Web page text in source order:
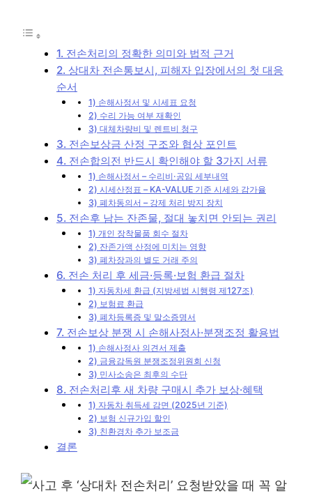
1. 전손처리의 정확한 의미와 법적 근거
2. 상대차 전손통보시, 피해자 입장에서의 첫 대응
순서
1) 손해사정서 및 시세표 요청
2) 수리 가능 여부 재확인
3) 대체차량비 및 렌트비 청구
3. 전손보상금 산정 구조와 협상 포인트
4. 전손합의전 반드시 확인해야 할 3가지 서류
1) 손해사정서 – 수리비·공임 세부내역
2) 시세산정표 – KA-VALUE 기준 시세와 감가율
3) 폐차동의서 – 강제 처리 방지 장치
5. 전손후 남는 잔존물, 절대 놓치면 안되는 권리
1) 개인 장착물품 회수 절차
2) 잔존가액 산정에 미치는 영향
3) 폐차장과의 별도 거래 주의
6. 전손 처리 후 세금·등록·보험 환급 절차
1) 자동차세 환급 (지방세법 시행령 제127조)
2) 보험료 환급
3) 폐차등록증 및 말소증명서
7. 전손보상 분쟁 시 손해사정사·분쟁조정 활용법
1) 손해사정사 의견서 제출
2) 금융감독원 분쟁조정위원회 신청
3) 민사소송은 최후의 수단
8. 전손처리후 새 차량 구매시 추가 보상·혜택
1) 자동차 취득세 감면 (2025년 기준)
2) 보험 신규가입 할인
3) 친환경차 추가 보조금
결론